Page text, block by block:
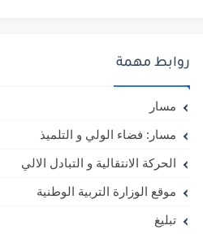
روابط مهمة
مسار
مسار: فضاء الولي و التلميذ
الحركة الانتقالية و التبادل الالي
موقع الوزارة التربية الوطنية
تبليغ